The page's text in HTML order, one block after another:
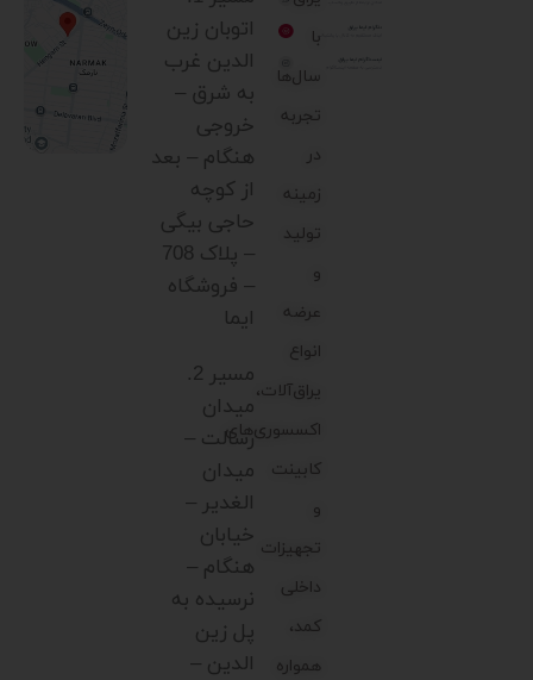
با
سال‌ها
تجربه
در
زمینه
تولید
و
عرضه
انواع
یراق‌آلات،
اکسسوری‌های
کابینت
و
تجهیزات
داخلی
کمد،
همواره
اتوبان زین
الدین غرب
به شرق –
خروجی
هنگام – بعد
از کوچه
حاجی بیگی
– پلاک 708
– فروشگاه
ایما
مسیر 2.
میدان
رسالت –
میدان
الغدیر –
خیابان
هنگام –
نرسیده به
پل زین
الدین –